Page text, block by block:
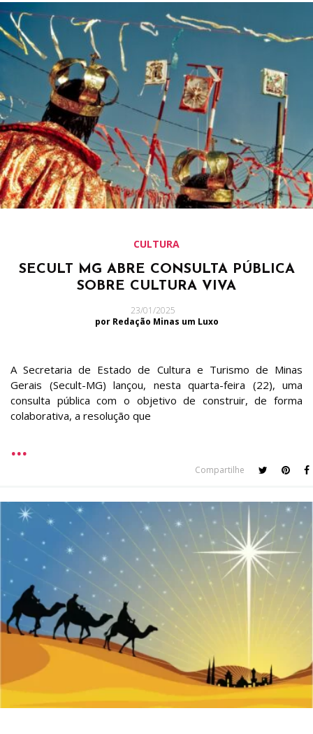
CULTURA
SECULT MG ABRE CONSULTA PÚBLICA
SOBRE CULTURA VIVA
23/01/2025
por Redação Minas um Luxo
A Secretaria de Estado de Cultura e Turismo de Minas
Gerais (Secult-MG) lançou, nesta quarta-feira (22), uma
consulta pública com o objetivo de construir, de forma
colaborativa, a resolução que
Compartilhe